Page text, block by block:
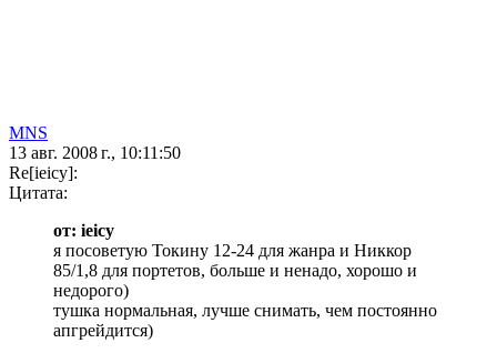
MNS
13 авг. 2008 г., 10:11:50
Re[ieicy]:
Цитата:
от: ieicy
я посоветую Токину 12-24 для жанра и Никкор
85/1,8 для портетов, больше и ненадо, хорошо и
недорого)
тушка нормальная, лучше снимать, чем постоянно
апгрейдится)